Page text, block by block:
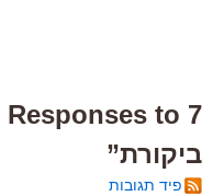
ביקורת”
פיד תגובות